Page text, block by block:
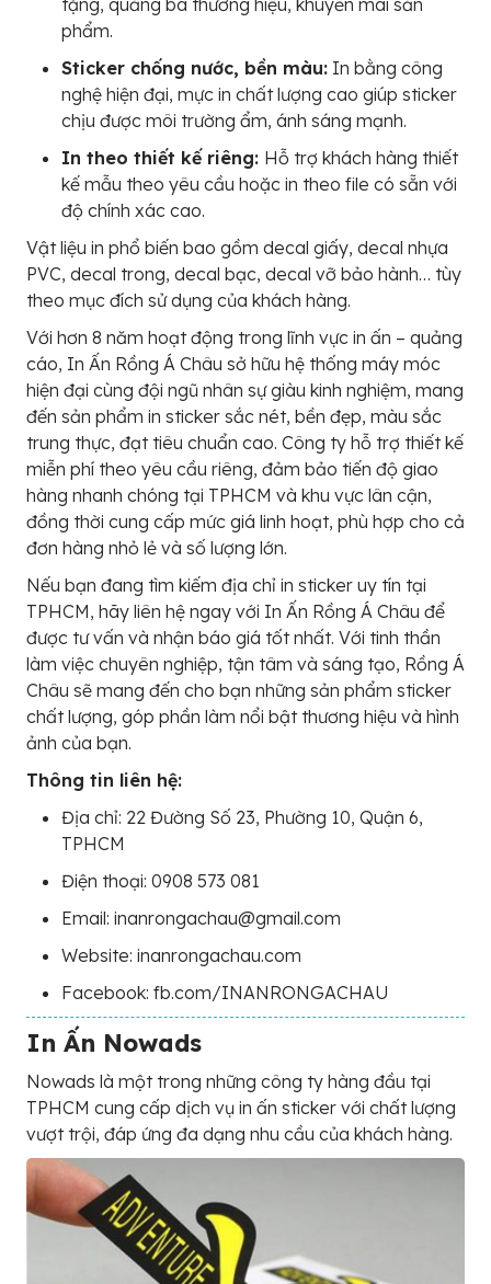
phẩm.
Sticker chống nước, bền màu: In bằng công
nghệ hiện đại, mực in chất lượng cao giúp sticker
chịu được môi trường ẩm, ánh sáng mạnh.
In theo thiết kế riêng: Hỗ trợ khách hàng thiết
kế mẫu theo yêu cầu hoặc in theo file có sẵn với
độ chính xác cao.
Vật liệu in phổ biến bao gồm decal giấy, decal nhựa
PVC, decal trong, decal bạc, decal vỡ bảo hành… tùy
theo mục đích sử dụng của khách hàng.
Với hơn 8 năm hoạt động trong lĩnh vực in ấn – quảng
cáo, In Ấn Rồng Á Châu sở hữu hệ thống máy móc
hiện đại cùng đội ngũ nhân sự giàu kinh nghiệm, mang
đến sản phẩm in sticker sắc nét, bền đẹp, màu sắc
trung thực, đạt tiêu chuẩn cao. Công ty hỗ trợ thiết kế
miễn phí theo yêu cầu riêng, đảm bảo tiến độ giao
hàng nhanh chóng tại TPHCM và khu vực lân cận,
đồng thời cung cấp mức giá linh hoạt, phù hợp cho cả
đơn hàng nhỏ lẻ và số lượng lớn.
Nếu bạn đang tìm kiếm địa chỉ in sticker uy tín tại
TPHCM, hãy liên hệ ngay với In Ấn Rồng Á Châu để
được tư vấn và nhận báo giá tốt nhất. Với tinh thần
làm việc chuyên nghiệp, tận tâm và sáng tạo, Rồng Á
Châu sẽ mang đến cho bạn những sản phẩm sticker
chất lượng, góp phần làm nổi bật thương hiệu và hình
ảnh của bạn.
Thông tin liên hệ:
Địa chỉ: 22 Đường Số 23, Phường 10, Quận 6,
TPHCM
Điện thoại: 0908 573 081
Email: inanrongachau@gmail.com
Website: inanrongachau.com
Facebook: fb.com/INANRONGACHAU
In Ấn Nowads
Nowads là một trong những công ty hàng đầu tại
TPHCM cung cấp dịch vụ in ấn sticker với chất lượng
vượt trội, đáp ứng đa dạng nhu cầu của khách hàng.